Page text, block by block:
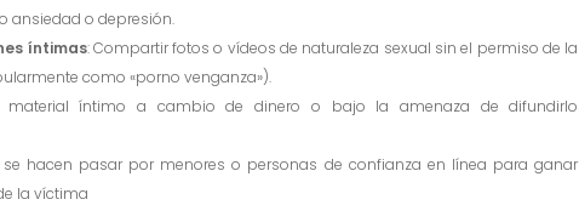
ansiedad o depresión.
íntimas: Compartir fotos o vídeos de naturaleza sexual sin el permiso de la
como «porno venganza»).
material íntimo a cambio de dinero o bajo la amenaza de difundirlo
hacen pasar por menores o personas de confianza en línea para ganar
la víctima